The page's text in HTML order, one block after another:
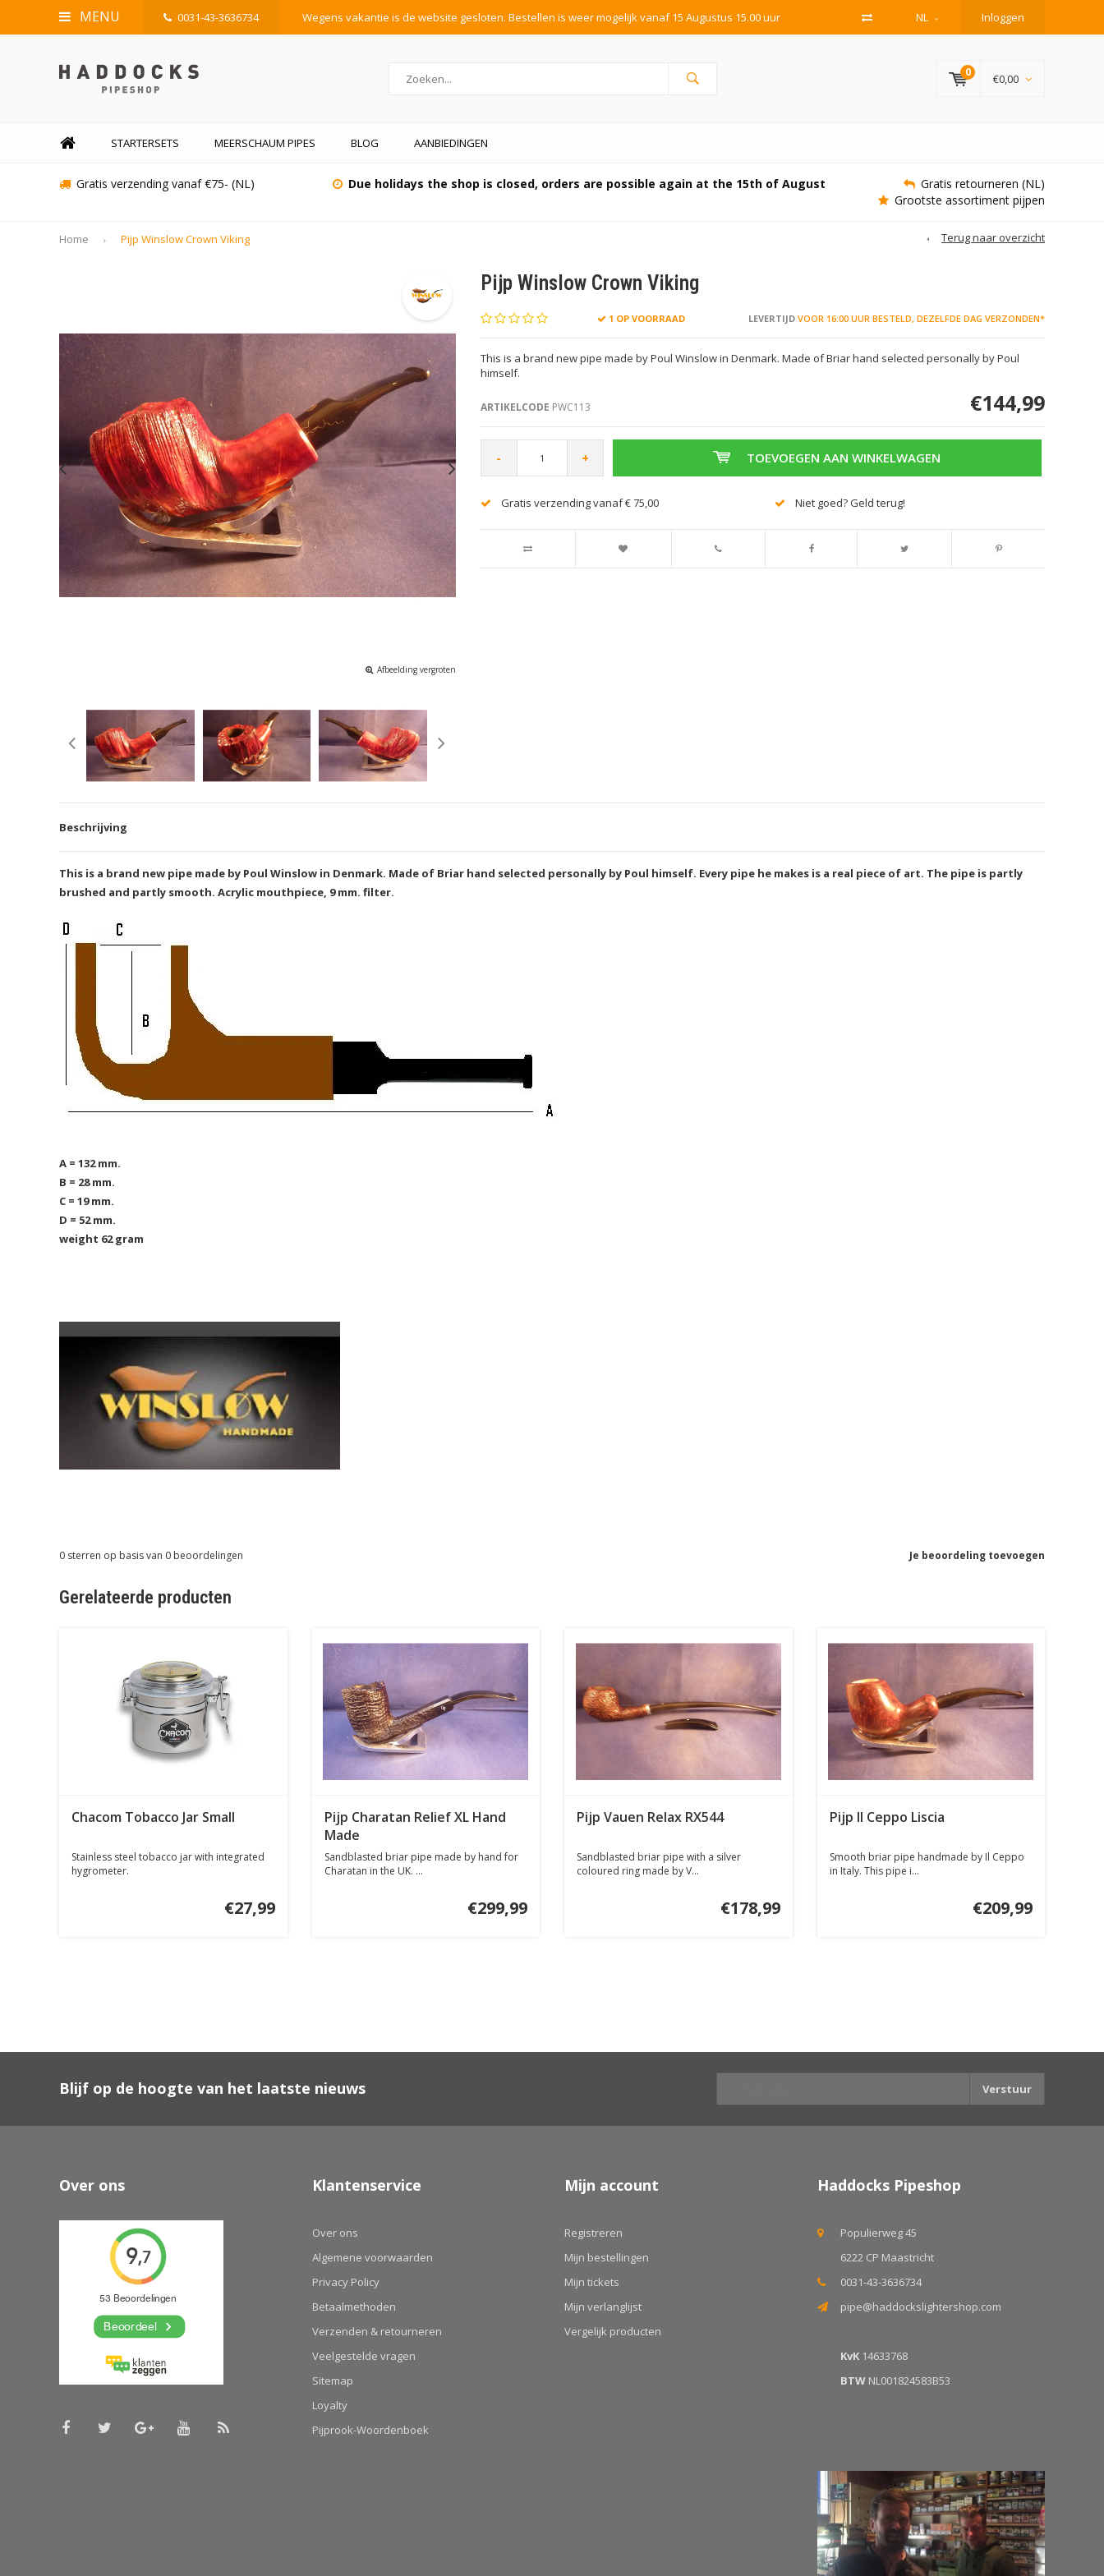
MENU 0031-43-3636734 Wegens vakantie is de website gesloten. Bestellen is weer mogelijk vanaf 15 Augustus 15.00 uur NL Inloggen
0 €0,00
STARTERSETS MEERSCHAUM PIPES BLOG AANBIEDINGEN
Gratis verzending vanaf €75- (NL) Due holidays the shop is closed, orders are possible again at the 15th of August
Gratis retourneren (NL)
Grootste assortiment pijpen
Home Pijp Winslow Crown Viking Terug naar overzicht
Afbeelding vergroten
Pijp Winslow Crown Viking
1 OP VOORRAAD LEVERTIJDVOOR 16:00 UUR BESTELD, DEZELFDE DAG VERZONDEN*
This is a brand new pipe made by Poul Winslow in Denmark. Made of Briar hand selected personally by Poul
himself.
ARTIKELCODE PWC113 €144,99
- + TOEVOEGEN AAN WINKELWAGEN
Gratis verzending vanaf € 75,00 Niet goed? Geld terug!
Beschrijving
This is a brand new pipe made by Poul Winslow in Denmark. Made of Briar hand selected personally by Poul himself. Every pipe he makes is a real piece of art. The pipe is partly
brushed and partly smooth. Acrylic mouthpiece, 9 mm. filter.
A = 132 mm.
B = 28 mm.
C = 19 mm.
D = 52 mm.
weight 62 gram
Je beoordeling toevoegen
0 sterren op basis van 0 beoordelingen
Gerelateerde producten
Chacom Tobacco Jar Small
Stainless steel tobacco jar with integrated
hygrometer.
€27,99
Pijp Charatan Relief XL Hand
Made
Sandblasted briar pipe made by hand for
Charatan in the UK. ...
€299,99
Pijp Vauen Relax RX544
Sandblasted briar pipe with a silver
coloured ring made by V...
€178,99
Pijp Il Ceppo Liscia
Smooth briar pipe handmade by Il Ceppo
in Italy. This pipe i...
€209,99
Blijf op de hoogte van het laatste nieuws Verstuur
Over ons Klantenservice
Over ons
Algemene voorwaarden
Privacy Policy
Betaalmethoden
Verzenden & retourneren
Veelgestelde vragen
Sitemap
Loyalty
Pijprook-Woordenboek
Mijn account
Registreren
Mijn bestellingen
Mijn tickets
Mijn verlanglijst
Vergelijk producten
Haddocks Pipeshop
Populierweg 45
6222 CP Maastricht
0031-43-3636734
pipe@haddockslightershop.com
KvK14633768
BTWNL001824583B53